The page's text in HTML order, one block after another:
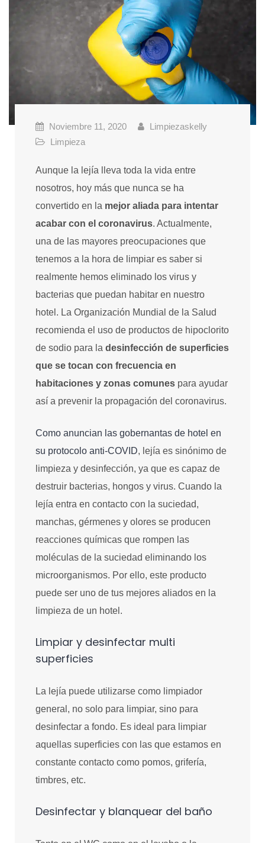
Noviembre 11, 2020
Limpiezaskelly
Limpieza
Aunque la lejía lleva toda la vida entre
nosotros, hoy más que nunca se ha
convertido en la mejor aliada para intentar
acabar con el coronavirus. Actualmente,
una de las mayores preocupaciones que
tenemos a la hora de limpiar es saber si
realmente hemos eliminado los virus y
bacterias que puedan habitar en nuestro
hotel. La Organización Mundial de la Salud
recomienda el uso de productos de hipoclorito
de sodio para ladesinfección de superficies
que se tocan con frecuencia en
habitaciones y zonas comunes para ayudar
así a prevenir la propagación del coronavirus.
Como anuncian las gobernantas de hotel en
su protocolo anti-COVID, lejía es sinónimo de
limpieza y desinfección, ya que es capaz de
destruir bacterias, hongos y virus. Cuando la
lejía entra en contacto con la suciedad,
manchas, gérmenes y olores se producen
reacciones químicas que rompen las
moléculas de la suciedad eliminando los
microorganismos. Por ello, este producto
puede ser uno de tus mejores aliados en la
limpieza de un hotel.
Limpiar y desinfectar multi
superficies
La lejía puede utilizarse como limpiador
general, no solo para limpiar, sino para
desinfectar a fondo. Es ideal para limpiar
aquellas superficies con las que estamos en
constante contacto como pomos, grifería,
timbres, etc.
Desinfectar y blanquear del baño